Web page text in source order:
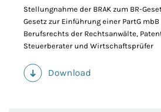
Stellungnahme der BRAK zum BR-
Gesetz zur Einführung einer PartG
Berufsrechts der Rechtsanwälte,
Steuerberater und Wirtschaftsprüfer
Download
(PDF)